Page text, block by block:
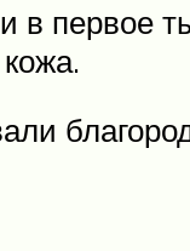
в